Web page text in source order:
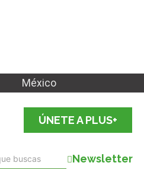
México
ÚNETE A PLUS+
Newsletter